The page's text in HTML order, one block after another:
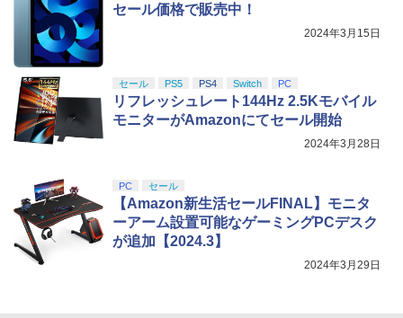
セール価格で販売中！
2024年3月15日
セール PS5 PS4 Switch PC
リフレッシュレート144Hz 2.5Kモバイル
モニターがAmazonにてセール開始
2024年3月28日
PC セール
【Amazon新生活セールFINAL】モニタ
ーアーム設置可能なゲーミングPCデスク
が追加【2024.3】
2024年3月29日